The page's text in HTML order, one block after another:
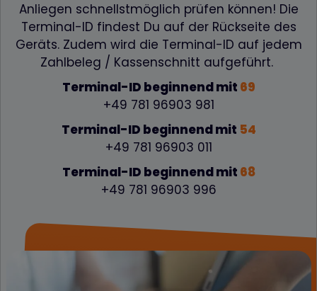
Anliegen schnellstmöglich prüfen können! Die
Terminal-ID findest Du auf der Rückseite des
Geräts. Zudem wird die Terminal-ID auf jedem
Zahlbeleg / Kassenschnitt aufgeführt.
Terminal-ID beginnend mit 69
+49 781 96903 981
Terminal-ID beginnend mit 54
+49 781 96903 011
Terminal-ID beginnend mit 68
+49 781 96903 996